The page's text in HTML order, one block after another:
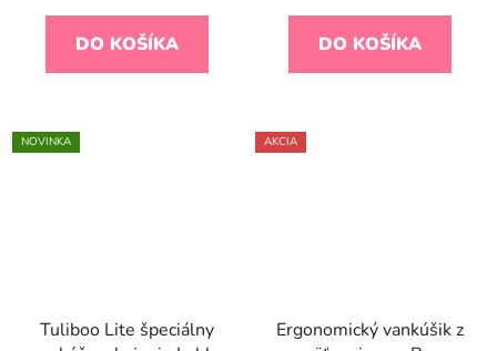
DO KOŠÍKA DO KOŠÍKA
NOVINKA
Tuliboo Lite špeciálny
AKCIA
Ergonomický vankúšik z